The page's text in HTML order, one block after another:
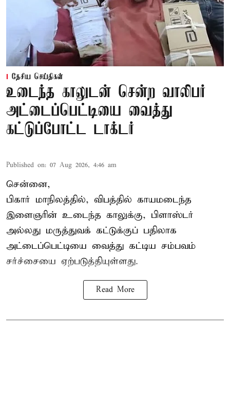
தேசிய செய்திகள்
உடைந்த காலுடன் சென்ற வாலிபர்
அட்டைப்பெட்டியை வைத்து
கட்டுப்போட்ட டாக்டர்
Published on: 07 Aug 2026, 4:46 am
சென்னை,
பிகார் மாநிலத்தில், விபத்தில் காயமடைந்த
இளைஞரின் உடைந்த காலுக்கு, பிளாஸ்டர்
அல்லது மருத்துவக் கட்டுக்குப் பதிலாக
அட்டைப்பெட்டியை வைத்து கட்டிய சம்பவம்
சர்ச்சையை ஏற்படுத்தியுள்ளது.
Read More